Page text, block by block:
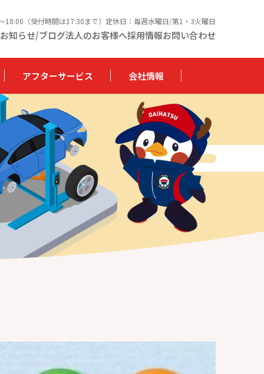
18:00（受付時間は17:30まで）定休日：毎週水曜日/第1・3火曜日
お知らせ/ブログ法人のお客様へ採用情報お問い合わせ
アフターサービス 会社情報